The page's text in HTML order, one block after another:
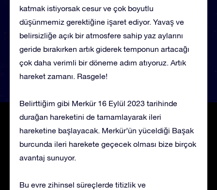
katmak istiyorsak cesur ve çok boyutlu
düşünmemiz gerektiğine işaret ediyor. Yavaş ve
belirsizliğe açık bir atmosfere sahip yaz aylarını
geride bırakırken artık giderek temponun artacağı
çok daha verimli bir döneme adım atıyoruz. Artık
hareket zamanı. Rasgele!
Belirttiğim gibi Merkür 16 Eylül 2023 tarihinde
durağan hareketini de tamamlayarak ileri
hareketine başlayacak. Merkür’ün yüceldiği Başak
burcunda ileri harekete geçecek olması bize birçok
avantaj sunuyor.
Bu evre zihinsel süreçlerde titizlik ve